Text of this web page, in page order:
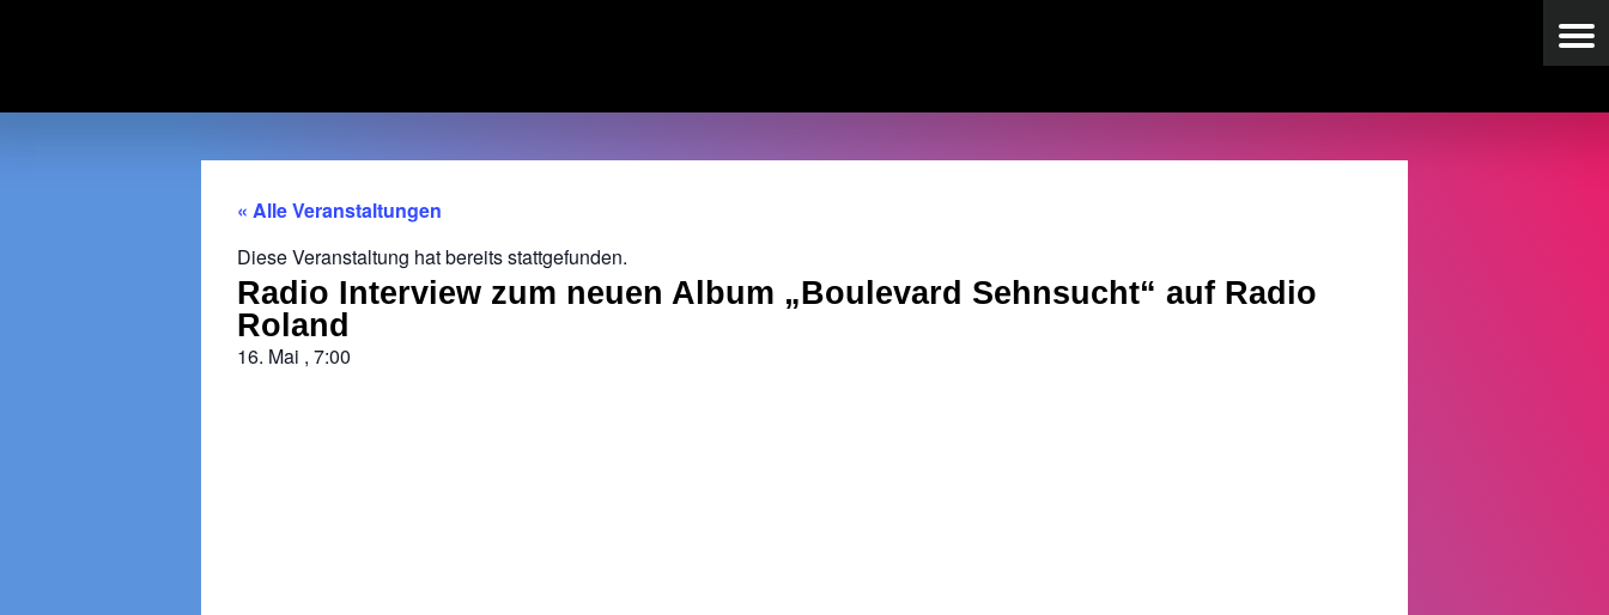
« Alle Veranstaltungen
Diese Veranstaltung hat bereits stattgefunden.
Radio Interview zum neuen Album „Boulevard Sehnsucht“ auf Radio
Roland
16. Mai , 7:00